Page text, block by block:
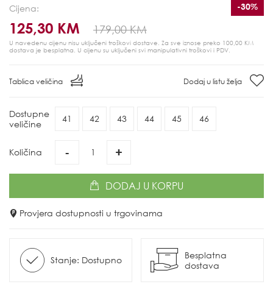
Cijena:
125,30 KM 179,00 KM
-30%
U navedenu cijenu nisu uključeni troškovi dostave. Za sve iznose preko 100,00 KM
dostava je besplatna. U cijenu su uključeni svi manipulativni troškovi i PDV.
Tablica veličina Dodaj u listu želja
Dostupne
veličine
41 42 43 44 45 46
Količina - +
DODAJ U KORPU
Provjera dostupnosti u trgovinama
Stanje: Dostupno
Besplatna
dostava